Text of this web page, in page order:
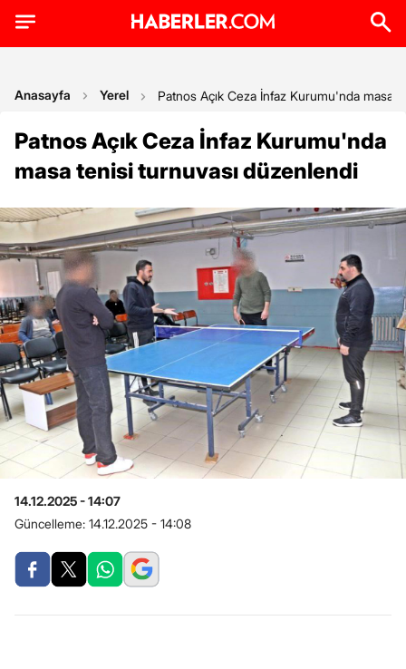
Anasayfa Yerel Patnos Açık Ceza İnfaz Kurumu'nda masa
Patnos Açık Ceza İnfaz Kurumu'nda
masa tenisi turnuvası düzenlendi
14.12.2025 - 14:07
Güncelleme: 14.12.2025 - 14:08